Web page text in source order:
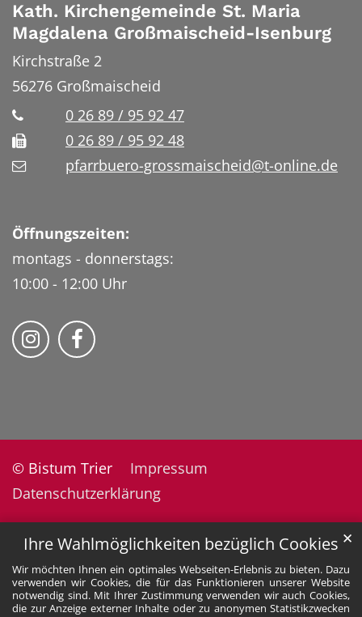
Ihre Wahlmöglichkeiten bezüglich Cookies
Wir möchten Ihnen ein optimales Webseiten-Erlebnis zu bieten. Dazu
verwenden wir Cookies, die für das Funktionieren unserer Website
notwendig sind. Mit Ihrer Zustimmung verwenden wir auch Cookies,
die zur Anzeige externer Inhalte oder zu anonymen Statistikzwecken
✕
Kath. Kirchengemeinde St. Maria
Magdalena Großmaischeid-Isenburg
Kirchstraße 2
56276 Großmaischeid
0 26 89 / 95 92 47
0 26 89 / 95 92 48
pfarrbuero-grossmaischeid@t-online.de
Öffnungszeiten:
montags - donnerstags:
10:00 - 12:00 Uhr
Folge uns auf Instragram
Fogle uns auf Facebook
© Bistum Trier
Impressum
Datenschutzerklärung